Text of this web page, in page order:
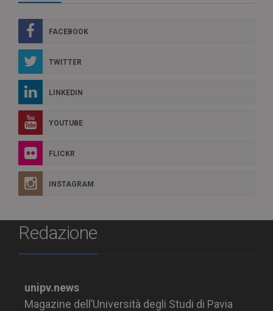
FACEBOOK
TWITTER
LINKEDIN
YOUTUBE
FLICKR
INSTAGRAM
Redazione
unipv.news
Magazine dell’Università degli Studi di Pavia